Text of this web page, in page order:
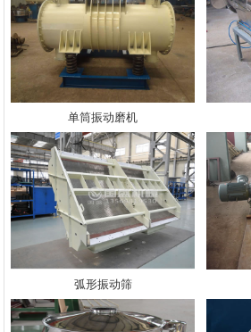
单筒振动磨机
弧形振动筛